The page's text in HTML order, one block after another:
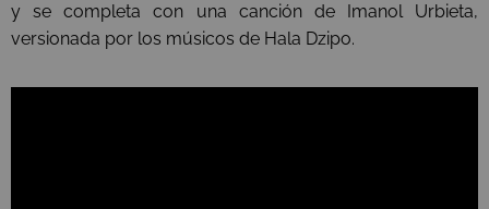
y se completa con una canción de Imanol Urbieta,
versionada por los músicos de Hala Dzipo.